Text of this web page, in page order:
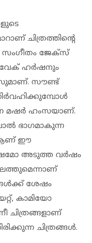
ചിത്രത്തിന്റെ
സംഗീതം ജേക്‌സ്
ഹര്‍ഷനും
സൗണ്ട്
മഷര്‍ ഹംസയാണ്.
ഭാഗമാകുന്ന
ആണ് ഈ
അടുത്ത വര്‍ഷം
ശേഷം
കാമിയോ
ചിത്രങ്ങളാണ്
ചിത്രങ്ങള്‍.